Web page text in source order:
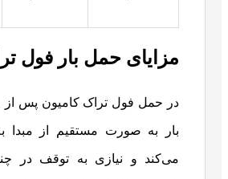
مزایای حمل بار فول
در حمل فول تراک کامیون پس
بار به صورت مستقیم از
می‌کند و نیازی به توقف در